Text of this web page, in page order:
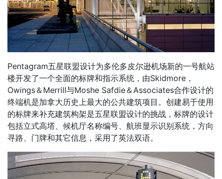
Pentagram五星联盟设计为多伦多皮尔逊机场新的一号航站
楼开发了一个全面的标牌和指示系统，由Skidmore ，
Owings＆ Merrill与Moshe Safdie＆Associates合作设计的
终端机是加拿大历史上最大的公共建筑项目。创建易于使用
的标牌来补充建筑构架是五星联盟设计的挑战，标牌的设计
包括立式高塔、候机厅名称编号、航班显示识别系统，方向
寻路、门牌和其它信息，采用了英法双语。